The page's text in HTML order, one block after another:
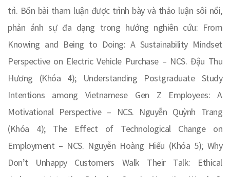
trì. Bốn bài tham luận được trình bày và thảo luận sôi nổi,
phản ánh sự đa dạng trong hướng nghiên cứu: From
Knowing and Being to Doing: A Sustainability Mindset
Perspective on Electric Vehicle Purchase – NCS. Đậu Thu
Hương (Khóa 4); Understanding Postgraduate Study
Intentions among Vietnamese Gen Z Employees: A
Motivational Perspective – NCS. Nguyễn Quỳnh Trang
(Khóa 4); The Effect of Technological Change on
Employment – NCS. Nguyễn Hoàng Hiếu (Khóa 5); Why
Don’t Unhappy Customers Walk Their Talk: Ethical